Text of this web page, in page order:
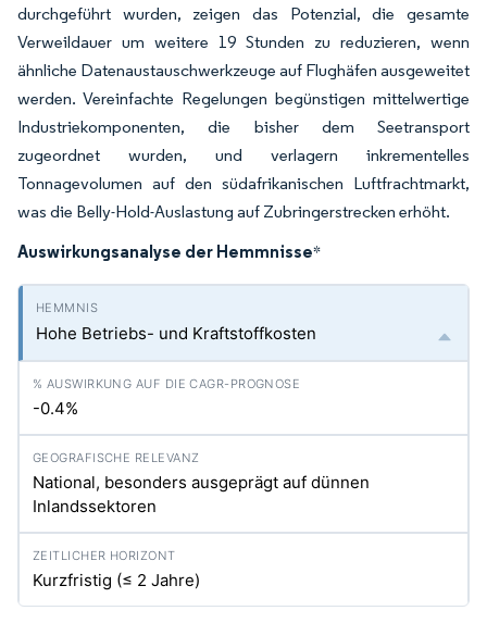
durchgeführt wurden, zeigen das Potenzial, die gesamte
Verweildauer um weitere 19 Stunden zu reduzieren, wenn
ähnliche Datenaustauschwerkzeuge auf Flughäfen ausgeweitet
werden. Vereinfachte Regelungen begünstigen mittelwertige
Industriekomponenten, die bisher dem Seetransport
zugeordnet wurden, und verlagern inkrementelles
Tonnagevolumen auf den südafrikanischen Luftfrachtmarkt,
was die Belly-Hold-Auslastung auf Zubringerstrecken erhöht.
Auswirkungsanalyse der Hemmnisse*
Hohe Betriebs- und Kraftstoffkosten
-0.4%
National, besonders ausgeprägt auf dünnen
Inlandssektoren
Kurzfristig (≤ 2 Jahre)